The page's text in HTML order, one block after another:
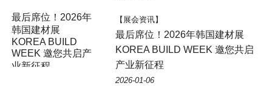
【展会资讯】
最后席位！2026年韩国建材展
KOREA BUILD WEEK 邀您共启
产业新征程
2026-01-06